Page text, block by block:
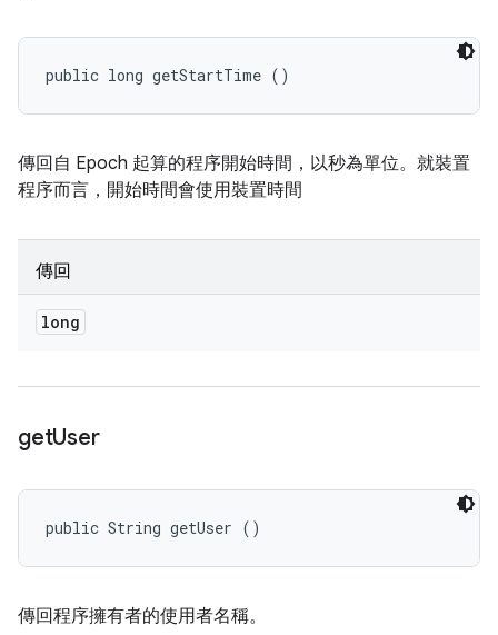
public long getStartTime ()
傳回自 Epoch 起算的程序開始時間，以秒為單位。就裝置
程序而言，開始時間會使用裝置時間
傳回
long
getUser
public String getUser ()
傳回程序擁有者的使用者名稱。